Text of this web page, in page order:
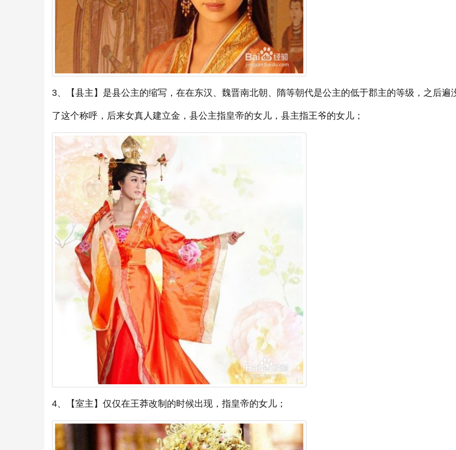
3、【县主】是县公主的缩写，在在东汉、魏晋南北朝、隋等朝代是公主的低于郡主的等级，之后遍
了这个称呼，后来女真人建立金，县公主指皇帝的女儿，县主指王爷的女儿；
4、【室主】仅仅在王莽改制的时候出现，指皇帝的女儿；